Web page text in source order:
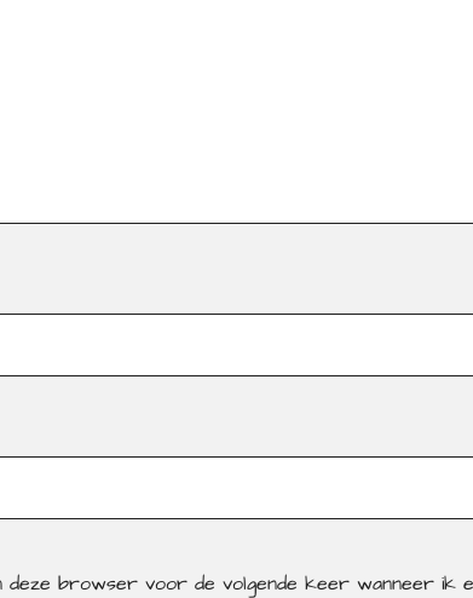
deze browser voor de volgende keer wanneer ik